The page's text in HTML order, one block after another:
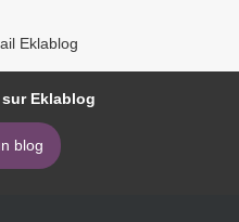
Eklablog
Eklablog
blog